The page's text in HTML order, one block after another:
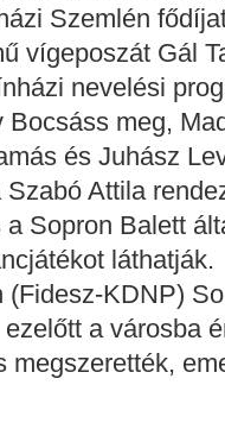
Szemlén
vígeposzát Gál
nevelési
Bocsáss meg,
és Juhász
Szabó Attila
a Sopron Balett
láthatják.
(Fidesz-KDNP)
a városba
megszerették,